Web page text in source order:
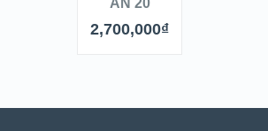
AN 20
2,700,000₫